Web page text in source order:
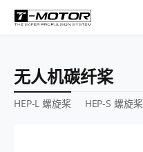
无人机碳纤桨
HEP-L 螺旋桨 HEP-S 螺旋桨